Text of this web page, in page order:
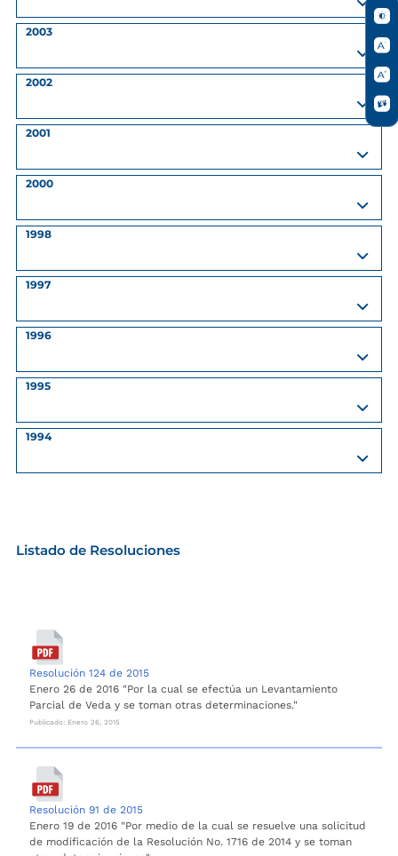
2003
2002
2001
2000
1998
1997
1996
1995
1994
Listado de Resoluciones
Resolución 124 de 2015
Enero 26 de 2016 "Por la cual se efectúa un Levantamiento
Parcial de Veda y se toman otras determinaciones."
Publicado: Enero 26, 2015
Resolución 91 de 2015
Enero 19 de 2016 "Por medio de la cual se resuelve una solicitud
de modificación de la Resolución No. 1716 de 2014 y se toman